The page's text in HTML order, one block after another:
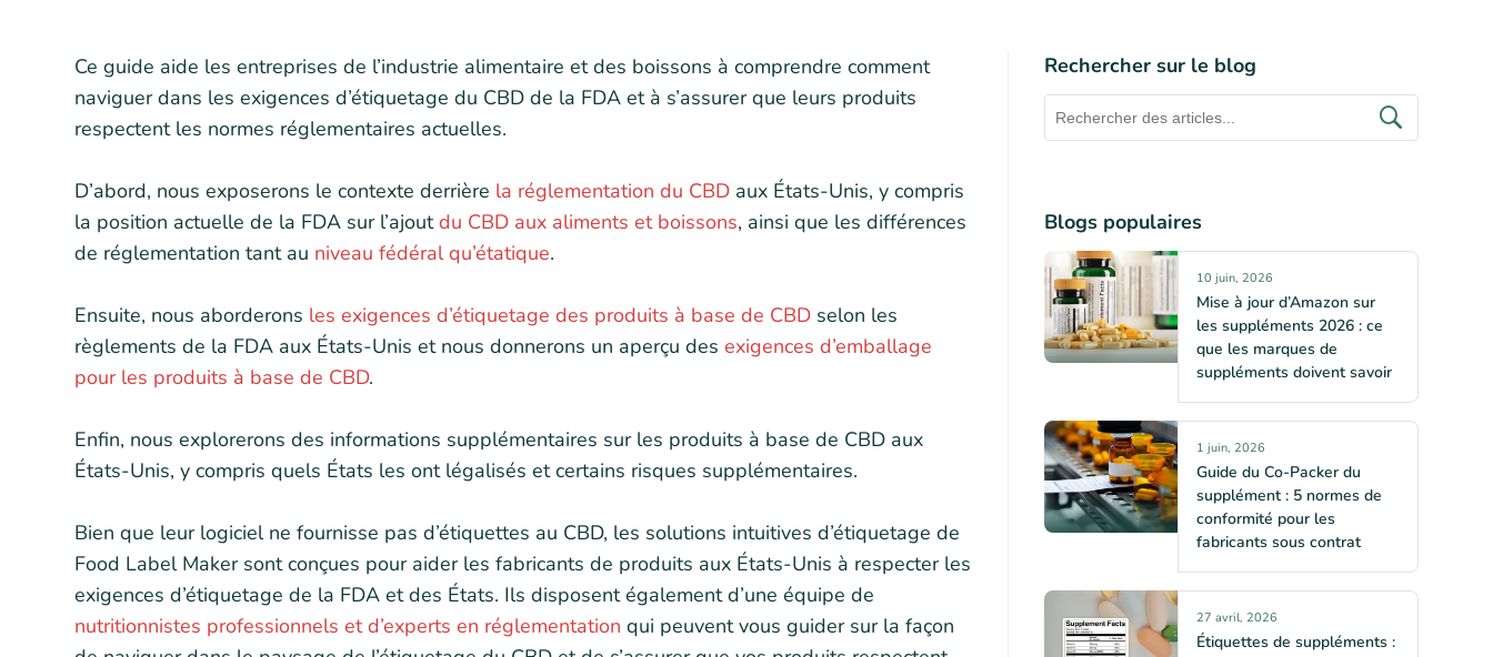
Ce guide aide les entreprises de l’industrie alimentaire et des boissons à comprendre comment
naviguer dans les exigences d’étiquetage du CBD de la FDA et à s’assurer que leurs produits
respectent les normes réglementaires actuelles.
D’abord, nous exposerons le contexte derrière la réglementation du CBD aux États-Unis, y compris
la position actuelle de la FDA sur l’ajoutdu CBD aux aliments et boissons, ainsi que les différences
de réglementation tant au niveau fédéral qu’étatique.
Ensuite, nous aborderons les exigences d’étiquetage des produits à base de CBD selon les
règlements de la FDA aux États-Unis et nous donnerons un aperçu des exigences d’emballage
pour les produits à base de CBD.
Enfin, nous explorerons des informations supplémentaires sur les produits à base de CBD aux
États-Unis, y compris quels États les ont légalisés et certains risques supplémentaires.
Bien que leur logiciel ne fournisse pas d’étiquettes au CBD, les solutions intuitives d’étiquetage de
Food Label Maker sont conçues pour aider les fabricants de produits aux États-Unis à respecter les
exigences d’étiquetage de la FDA et des États. Ils disposent également d’une équipe de
nutritionnistes professionnels et d’experts en réglementation qui peuvent vous guider sur la façon
Rechercher sur le blog
Blogs populaires
10 juin, 2026
Mise à jour d’Amazon sur
les suppléments 2026 : ce
que les marques de
suppléments doivent savoir
1 juin, 2026
Guide du Co-Packer du
supplément : 5 normes de
conformité pour les
fabricants sous contrat
27 avril, 2026
Étiquettes de suppléments :